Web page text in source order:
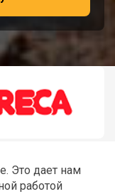
Это дает нам
работой